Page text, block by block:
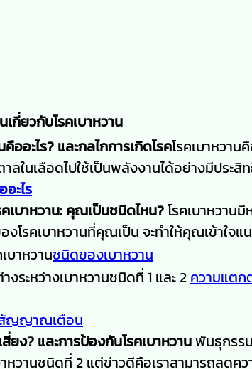
เกี่ยวกับโรคเบาหวาน
คืออะไร? และกลไกการเกิดโรคโรคเบาหวา
ลในเลือดไปใช้เป็นพลังงานได้อย่างมีประ
อะไร
เบาหวาน: คุณเป็นชนิดไหน?โรคเบาหวาน
โรคเบาหวานที่คุณเป็น จะทำให้คุณเข้าใจ
บาหวานชนิดของเบาหวาน
งระหว่างเบาหวานชนิดที่ 1 และ 2ความแตก
สัญญาณเตือน
ยง? และการป้องกันโรคเบาหวานพันธุกรร
หวานชนิดที่ 2 แต่ข่าวดีคือเราสามารถลดค